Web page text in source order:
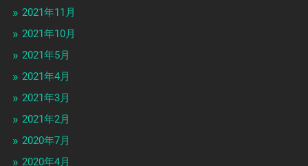
2021年11月
2021年10月
2021年5月
2021年4月
2021年3月
2021年2月
2020年7月
2020年4月